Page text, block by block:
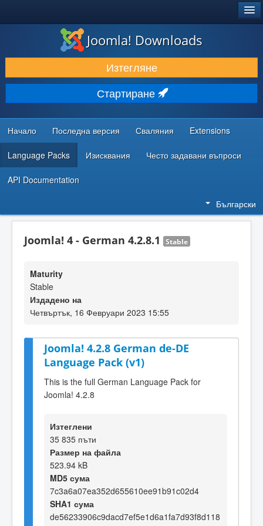
ИЗТЕГЛЯНЕ & РАЗШИРЯВАНЕ
ОТКРИВАЙТЕ & УЧЕТЕ
ОБЩНОСТ & ПОДДРЪЖКА
РЕСУРСИ ЗА РАЗРАБОТКА
Joomla! Downloads
Изтегляне
Стартиране
Начало Последна версия Сваляния Extensions
Language Packs Изисквания Често задавани въпроси
API Documentation
Български
Joomla! 4 - German 4.2.8.1 Stable
Maturity
Stable
Издадено на
Четвъртък, 16 Февруари 2023 15:55
Joomla! 4.2.8 German de-DE
Language Pack (v1)
This is the full German Language Pack for
Joomla! 4.2.8
Изтеглени
35 835 пъти
Размер на файла
523.94 kB
MD5 сума
7c3a6a07ea352d655610ee91b91c02d4
SHA1 сума
de56233906c9dacd7ef5e1d6a1fa7d93f8d118